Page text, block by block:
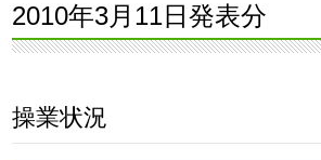
2010年3月11日発表分
操業状況